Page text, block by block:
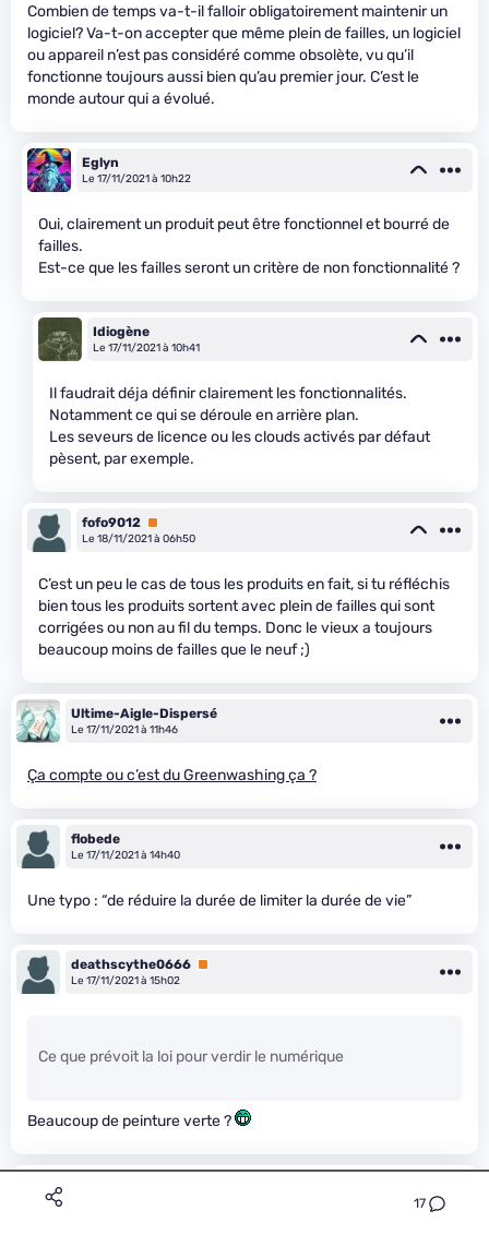
17
Combien de temps va-t-il falloir obligatoirement maintenir un
logiciel? Va-t-on accepter que même plein de failles, un logiciel
ou appareil n’est pas considéré comme obsolète, vu qu’il
fonctionne toujours aussi bien qu’au premier jour. C’est le
monde autour qui a évolué.
Eglyn
Le 17/11/2021 à 10h22
Oui, clairement un produit peut être fonctionnel et bourré de
failles.
Est-ce que les failles seront un critère de non fonctionnalité ?
Idiogène
Le 17/11/2021 à 10h41
Il faudrait déja définir clairement les fonctionnalités.
Notamment ce qui se déroule en arrière plan.
Les seveurs de licence ou les clouds activés par défaut
pèsent, par exemple.
fofo9012 Premium
Le 18/11/2021 à 06h50
C’est un peu le cas de tous les produits en fait, si tu réfléchis
bien tous les produits sortent avec plein de failles qui sont
corrigées ou non au fil du temps. Donc le vieux a toujours
beaucoup moins de failles que le neuf ;)
Ultime-Aigle-Dispersé
Le 17/11/2021 à 11h46
Ça compte ou c’est du Greenwashing ça ?
flobede
Le 17/11/2021 à 14h40
Une typo : “de réduire la durée de limiter la durée de vie”
deathscythe0666 Premium
Le 17/11/2021 à 15h02
Ce que prévoit la loi pour verdir le numérique
Beaucoup de peinture verte ?